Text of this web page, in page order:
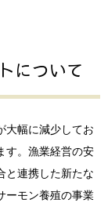
について
大幅に減少してお
す。漁業経営の安
と連携した新たな
ーモン養殖の事業